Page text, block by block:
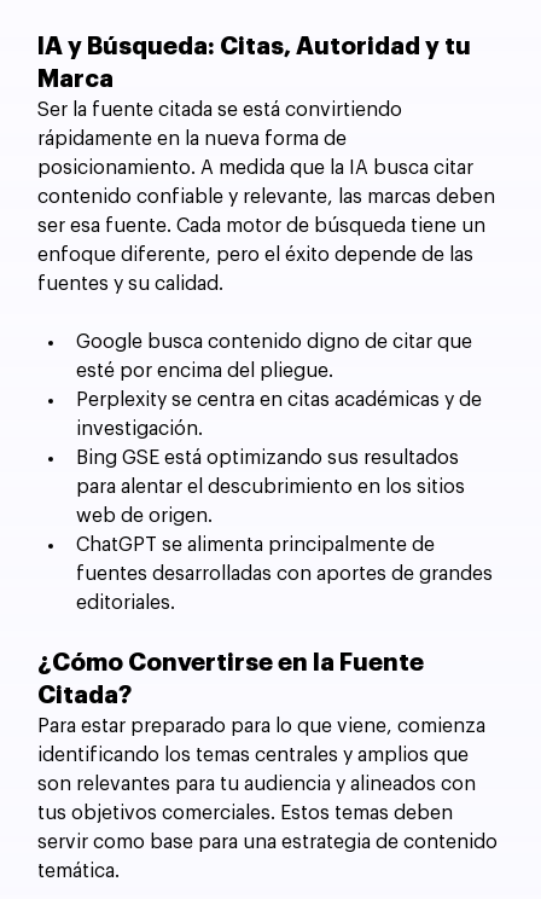
IA y Búsqueda: Citas, Autoridad y tu
Marca
Ser la fuente citada se está convirtiendo
rápidamente en la nueva forma de
posicionamiento. A medida que la IA busca citar
contenido confiable y relevante, las marcas deben
ser esa fuente. Cada motor de búsqueda tiene un
enfoque diferente, pero el éxito depende de las
fuentes y su calidad.
Google busca contenido digno de citar que
esté por encima del pliegue.
Perplexity se centra en citas académicas y de
investigación.
Bing GSE está optimizando sus resultados
para alentar el descubrimiento en los sitios
web de origen.
ChatGPT se alimenta principalmente de
fuentes desarrolladas con aportes de grandes
editoriales.
¿Cómo Convertirse en la Fuente
Citada?
Para estar preparado para lo que viene, comienza
identificando los temas centrales y amplios que
son relevantes para tu audiencia y alineados con
tus objetivos comerciales. Estos temas deben
servir como base para una estrategia de contenido
temática.